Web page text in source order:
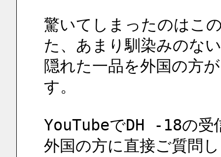
驚いてしまったのはこ
た、あまり馴染みのない
隠れた一品を外国の方
す。
YouTubeでDH -18の受
外国の方に直接ご質問し